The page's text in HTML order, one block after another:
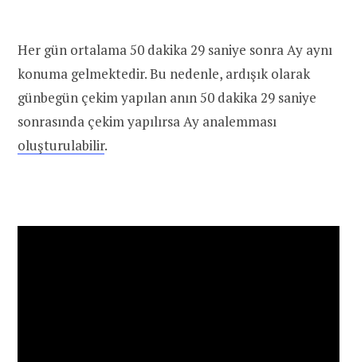
Her gün ortalama 50 dakika 29 saniye sonra Ay aynı
konuma gelmektedir. Bu nedenle, ardışık olarak
günbegün çekim yapılan anın 50 dakika 29 saniye
sonrasında çekim yapılırsa Ay analemması
oluşturulabilir.